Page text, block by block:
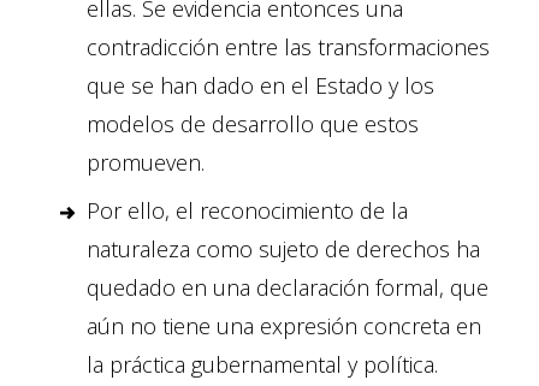
ellas. Se evidencia entonces una
contradicción entre las transformaciones
que se han dado en el Estado y los
modelos de desarrollo que estos
promueven.
Por ello, el reconocimiento de la
naturaleza como sujeto de derechos ha
quedado en una declaración formal, que
aún no tiene una expresión concreta en
la práctica gubernamental y política.